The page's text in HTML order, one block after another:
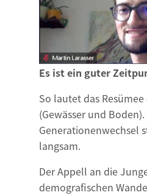
Es ist ein guter
So lautet das
(Gewässer und
Generationenwechsel
langsam.
Der Appell an die
demografischen